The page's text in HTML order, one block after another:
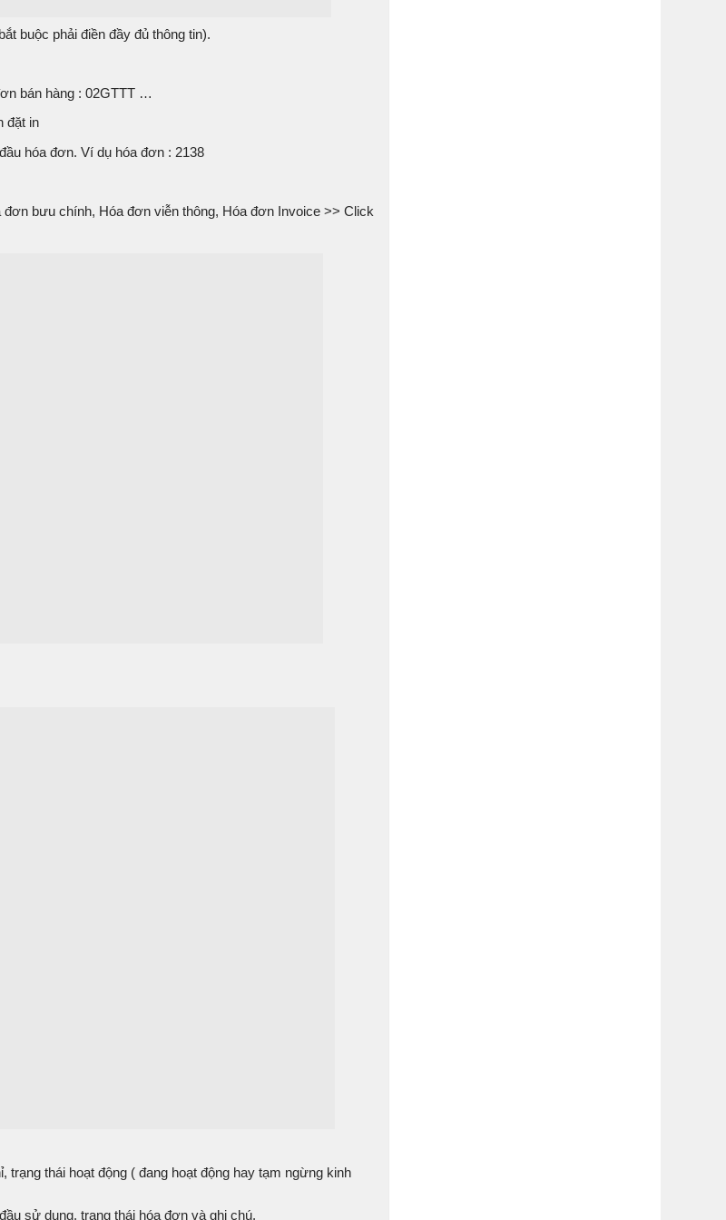
buộc phải điền đầy đủ thông tin).
bán hàng : 02GTTT …
đặt in
hóa đơn. Ví dụ hóa đơn : 2138
bưu chính, Hóa đơn viễn thông, Hóa đơn Invoice >> Click
thái hoạt động ( đang hoạt động hay tạm ngừng kinh
sử dung, trạng thái hóa đơn và ghi chú.